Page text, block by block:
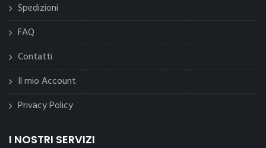
Spedizioni
FAQ
Contatti
Il mio Account
Privacy Policy
I NOSTRI SERVIZI